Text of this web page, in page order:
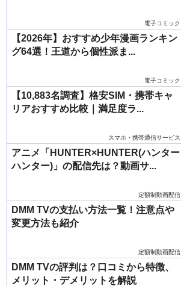
電子コミック
【2026年】おすすめ少年漫画ランキン
グ64選！王道から個性派ま...
電子コミック
【10,883名調査】格安SIM・携帯キャ
リアおすすめ比較｜満足度ラ...
スマホ・携帯通信サービス
アニメ「HUNTER×HUNTER(ハンター
ハンター)」の配信先は？動画サ...
定額制動画配信
DMM TVの支払い方法一覧！注意点や
変更方法も紹介
定額制動画配信
DMM TVの評判は？口コミから特徴、
メリット・デメリットを解説